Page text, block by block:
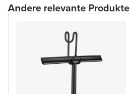
Andere relevante Produkte